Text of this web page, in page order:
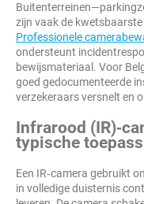
zijn vaak de
Professionele
ondersteunt
bewijsmateriaal. Voor
goed gedocumenteerde
verzekeraars versnelt en
Infrarood
typische
Een IR‑camera gebruikt
in volledige duisternis